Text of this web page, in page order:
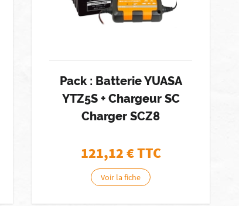
Pack : Batterie YUASA
YTZ5S + Chargeur SC
Charger SCZ8
121,12€ TTC
Voir la fiche